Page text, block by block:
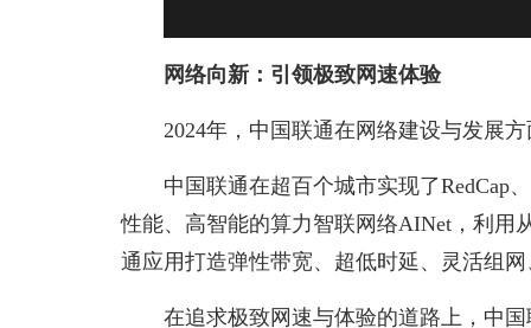
网络向新：引领极致网速体验
2024年，中国联通在网络建设与发展
中国联通在超百个城市实现了RedCap
性能、高智能的算力智联网络AINet，利用
通应用打造弹性带宽、超低时延、灵活组
在追求极致网速与体验的道路上，中